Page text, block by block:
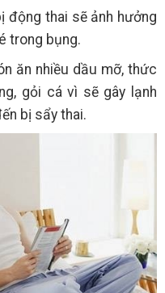
động thai sẽ ảnh hưởng
trong bụng.
ăn nhiều dầu mỡ, thức
gỏi cá vì sẽ gây lạnh
bị sẩy thai.